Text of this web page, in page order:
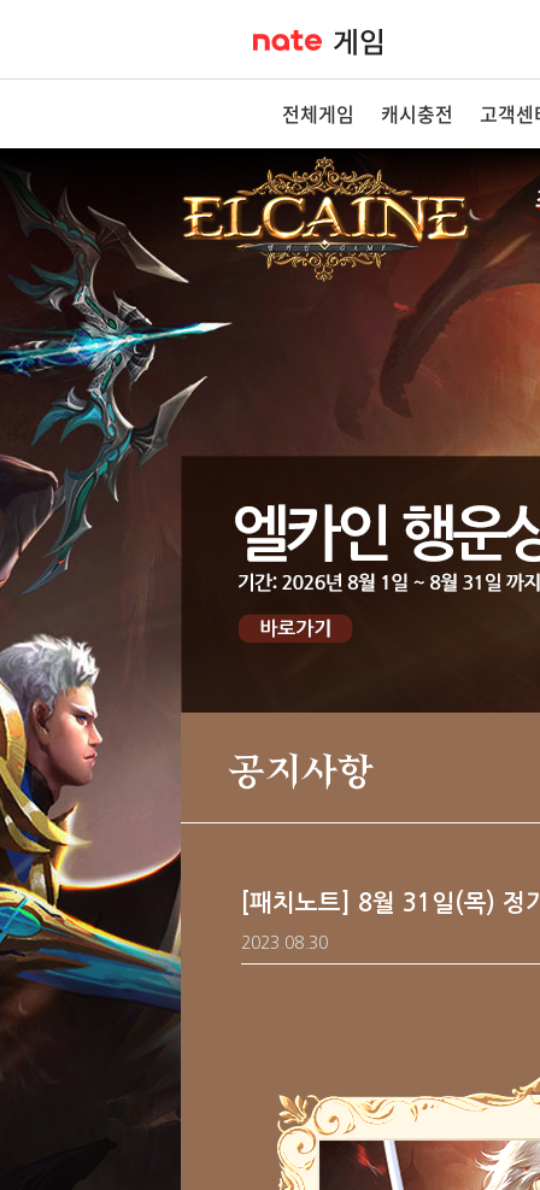
전체게임 캐시충전 고객센
공지사항
[패치노트] 8월 31일(목) 정
2023.08.30